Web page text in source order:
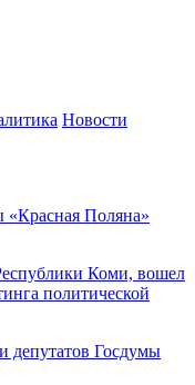
Новости
«Красная Поляна»
Коми, вошел
политической
депутатов Госдумы